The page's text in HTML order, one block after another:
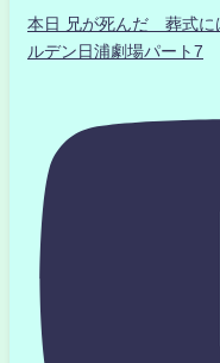
本日 兄が死んだ 葬式
ルデン日浦劇場パート7